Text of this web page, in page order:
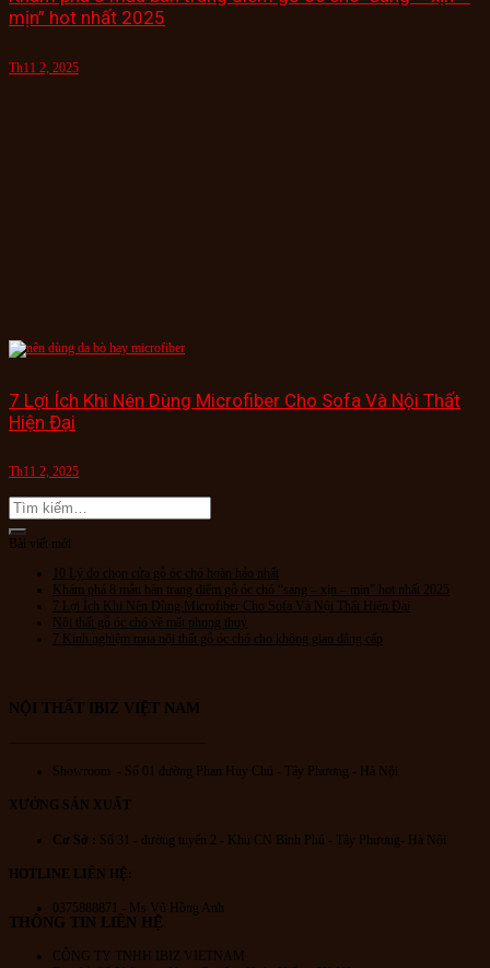
mịn” hot nhất 2025
Th11 2, 2025
7 Lợi Ích Khi Nên Dùng Microfiber Cho Sofa Và Nội Thất
Hiện Đại
Th11 2, 2025
Bài viết mới
10 Lý do chọn cửa gỗ óc chó hoàn hảo nhất
Khám phá 8 mẫu bàn trang điểm gỗ óc chó “sang – xịn – mịn” hot nhất 2025
7 Lợi Ích Khi Nên Dùng Microfiber Cho Sofa Và Nội Thất Hiện Đại
Nội thất gỗ óc chó về mặt phong thuỷ
7 Kinh nghiệm mua nội thất gỗ óc chó cho không gian đẳng cấp
NỘI THẤT IBIZ VIỆT NAM
Showroom - Số 01 đường Phan Huy Chú - Tây Phương - Hà Nội
XƯỞNG SẢN XUẤT
Cơ Sở : Số 31 - đường tuyến 2 - Khu CN Bình Phú - Tây Phương- Hà Nội
HOTLINE LIÊN HỆ:
0375888871 - Ms Vũ Hồng Anh
THÔNG TIN LIÊN HỆ
CÔNG TY TNHH IBIZ VIETNAM